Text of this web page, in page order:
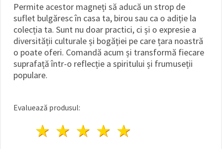
Permite acestor magneți să aducă un strop de
suflet bulgăresc în casa ta, birou sau ca o adiție la
colecția ta. Sunt nu doar practici, ci și o expresie a
diversității culturale și bogăției pe care țara noastră
o poate oferi. Comandă acum și transformă fiecare
suprafață într-o reflecție a spiritului și frumuseții
populare.
Evaluează produsul:
4 stele
3 stele
2 stele
1 stea